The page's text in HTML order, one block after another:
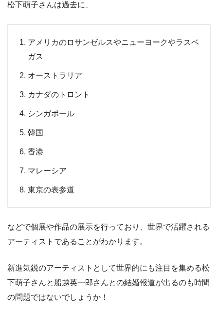
松下萌子さんは過去に、
アメリカのロサンゼルスやニューヨークやラスベ
ガス
オーストラリア
カナダのトロント
シンガポール
韓国
香港
マレーシア
東京の表参道
などで個展や作品の展示を行っており、世界で活躍される
アーティストであることがわかります。
新進気鋭のアーティストとして世界的にも注目を集める松
下萌子さんと船越英一郎さんとの結婚報道が出るのも時間
の問題ではないでしょうか！